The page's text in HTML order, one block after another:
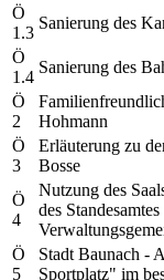
Ö
1.3
Sanierung des
Ö
1.4
Sanierung des
Ö
2
Hohmann
Ö
3
Erläuterung zu
Bosse
Ö
4
Nutzung des
des
Ö
5
Stadt Baunach -
Sportplatz" im